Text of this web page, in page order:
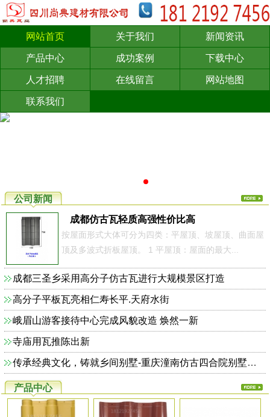
网站首页 关于我们 新闻资讯
产品中心 成功案例 下载中心
人才招聘 在线留言 网站地图
联系我们
公司新闻
成都仿古瓦轻质高强性价比高
按屋面形式大体可分为四类：平屋顶、坡屋顶、曲面屋
顶及多波式折板屋顶。 1 平屋顶：屋面的最大...
成都三圣乡采用高分子仿古瓦进行大规模景区打造
高分子平板瓦亮相仁寿长平.天府水街
峨眉山游客接待中心完成风貌改造 焕然一新
寺庙用瓦推陈出新
传承经典文化，铸就乡间别墅-重庆潼南仿古四合院别墅完美收官
产品中心